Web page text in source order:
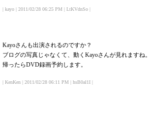
| kayo | 2011/02/28 06:25 PM | LtKVdnSo |
Kayoさんも出演されるのですか？
ブログの写真じゃなくて、動くKayoさんが見れますね。
帰ったらDVD録画予約します。
| KenKen | 2011/02/28 06:11 PM | hsB0al1I |